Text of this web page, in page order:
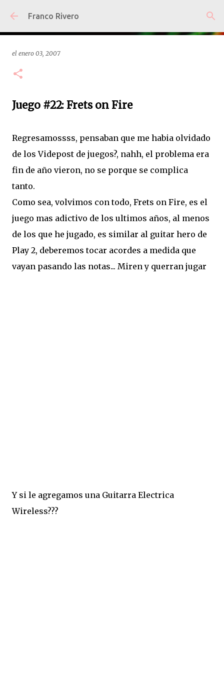
Ir al contenido principal
Franco Rivero
el enero 03, 2007
Juego #22: Frets on Fire
Regresamossss, pensaban que me habia olvidado
de los Videpost de juegos?, nahh, el problema era
fin de año vieron, no se porque se complica
tanto.
Como sea, volvimos con todo, Frets on Fire, es el
juego mas adictivo de los ultimos años, al menos
de los que he jugado, es similar al guitar hero de
Play 2, deberemos tocar acordes a medida que
vayan pasando las notas... Miren y querran jugar
Y si le agregamos una Guitarra Electrica
Wireless???